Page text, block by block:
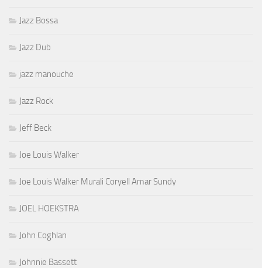
Jazz Bossa
Jazz Dub
jazz manouche
Jazz Rock
Jeff Beck
Joe Louis Walker
Joe Louis Walker Murali Coryell Amar Sundy
JOEL HOEKSTRA
John Coghlan
Johnnie Bassett